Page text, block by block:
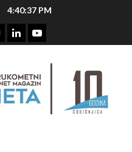
4:40:37 PM